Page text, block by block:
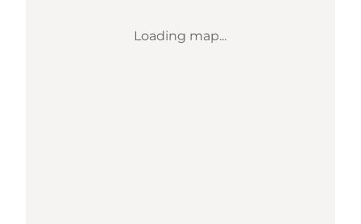
Loading map...